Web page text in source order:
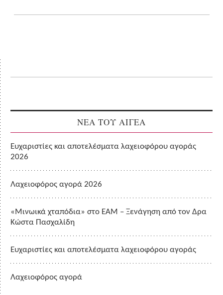
ΝΕΑ ΤΟΥ ΑΙΓΕΑ
Ευχαριστίες και αποτελέσματα λαχειοφόρου αγοράς
2026
Λαχειοφόρος αγορά 2026
«Μινωικά χταπόδια» στο ΕΑΜ – Ξενάγηση από τον Δρα
Κώστα Πασχαλίδη
Ευχαριστίες και αποτελέσματα λαχειοφόρου αγοράς
Λαχειοφόρος αγορά